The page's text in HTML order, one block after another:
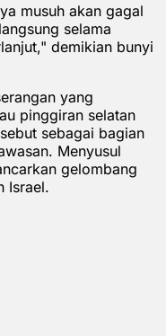
musuh akan gagal
selama
demikian bunyi
yang
pinggiran selatan
sebagai bagian
Menyusul
gelombang
Israel.